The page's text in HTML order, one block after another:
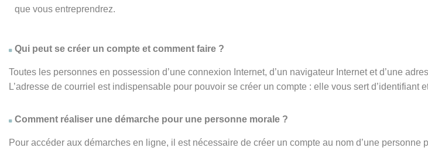
que vous entreprendrez.
Qui peut se créer un compte et comment faire ?
Toutes les personnes en possession d’une connexion Internet, d’un navigateur Internet et d’une
L’adresse de courriel est indispensable pour pouvoir se créer un compte : elle vous sert
Comment réaliser une démarche pour une personne morale ?
Pour accéder aux démarches en ligne, il est nécessaire de créer un compte au nom d’une